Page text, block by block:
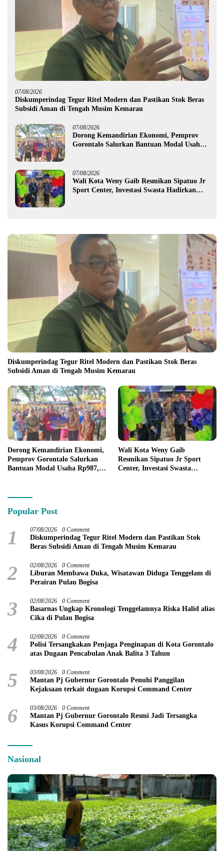
07/08/2026
Diskumperindag Tegur Ritel Modern dan Pastikan Stok Beras
Subsidi Aman di Tengah Musim Kemarau
07/08/2026
Dorong Kemandirian Ekonomi, Pemprov
Gorontalo Salurkan Bantuan Modal Usaha
07/08/2026
Wali Kota Weny Gaib Resmikan Sipatuo Jr
Sport Center, Investasi Swasta Hadirkan
Diskumperindag Tegur Ritel Modern dan Pastikan Stok Beras
Subsidi Aman di Tengah Musim Kemarau
Dorong Kemandirian Ekonomi,
Pemprov Gorontalo Salurkan
Bantuan Modal Usaha Rp987,5
Wali Kota Weny Gaib
Resmikan Sipatuo Jr Sport
Center, Investasi Swasta
Popular Post
1 07/08/2026 0 Comment
Diskumperindag Tegur Ritel Modern dan Pastikan Stok
Beras Subsidi Aman di Tengah Musim Kemarau
2 02/08/2026 0 Comment
Liburan Membawa Duka, Wisatawan Diduga Tenggelam di
Perairan Pulau Bogisa
3 02/08/2026 0 Comment
Basarnas Ungkap Kronologi Tenggelamnya Riska Halid alias
Cika di Pulau Bogisa
4 02/08/2026 0 Comment
Polisi Tersangkakan Penjaga Penginapan di Kota Gorontalo
atas Dugaan Pencabulan Anak Balita 3 Tahun
5 03/08/2026 0 Comment
Mantan Pj Gubernur Gorontalo Penuhi Panggilan
Kejaksaan terkait dugaan Korupsi Command Center
6 03/08/2026 0 Comment
Mantan Pj Gubernur Gorontalo Resmi Jadi Tersangka
Kasus Korupsi Command Center
Nasional